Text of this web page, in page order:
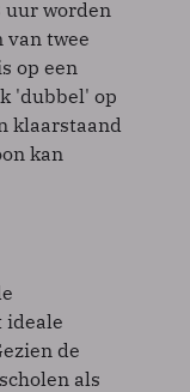
uur worden
van twee
op een
'dubbel' op
klaarstaand
kan
ideale
de
als